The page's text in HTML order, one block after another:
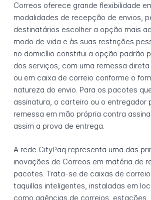
Correos oferece grande flexibilidade
modalidades de recepção de envios,
destinatários escolher a opção mais
modo de vida e às suas restrições
no domicílio constitui a opção padrão
dos serviços, com uma remessa
ou em caixa de correio conforme o
natureza do envio. Para os pacotes
assinatura, o carteiro ou o entregador
remessa em mão própria contra
assim a prova de entrega.
A rede CityPaq representa uma das
inovações de Correos em matéria de
pacotes. Trata-se de caixas de
taquillas inteligentes, instaladas em
como agências de correios, estações,